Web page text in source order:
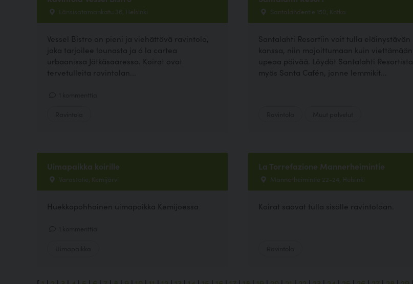
Länsisatamankatu 36, Helsinki
Vessel Bistro on pieni ja viehättävä ravintola,
joka tarjoilee lounasta ja á la cartea
urbaanissa Jätkäsaaressa. Koirat ovat
tervetulleita ravintolan...
Santalahdentie 150, Kotka
Santalahti Resortiin voit tulla eläinystävän
kanssa, niin majoittumaan kuin viettämään
upeaa päivää. Löydät Santalahti Resortista
myös Santa Cafén, jonne lemmikit...
Uimapaikka koirille
Varastotie, Kemijärvi
Huekkapohhainen uimapaikka Kemijoessa
La Torrefazione Mannerheimintie
Mannerheimintie 22-24, Helsinki
Koirat saavat tulla sisälle ravintolaan.